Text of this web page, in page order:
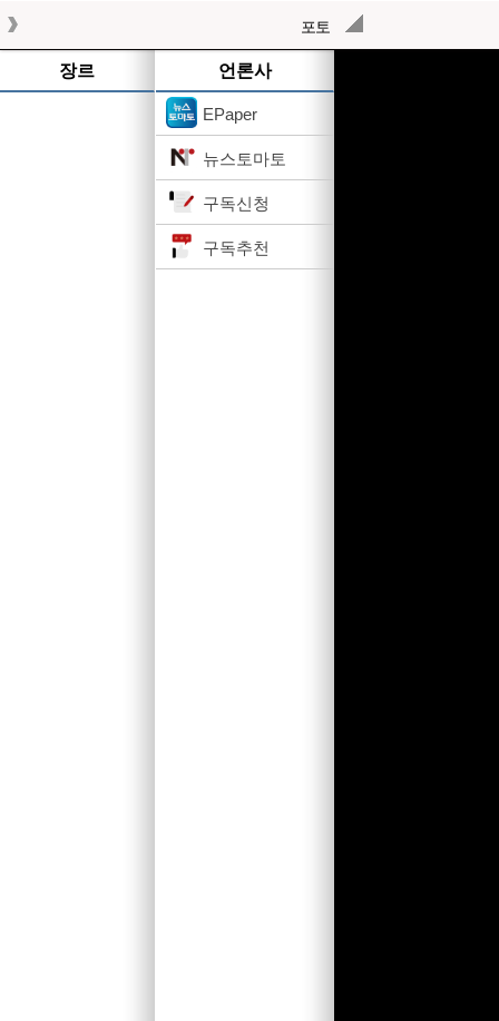
포토
장르 언론사
EPaper
뉴스토마토
구독신청
구독추천
작성된 기사가 없습니다.